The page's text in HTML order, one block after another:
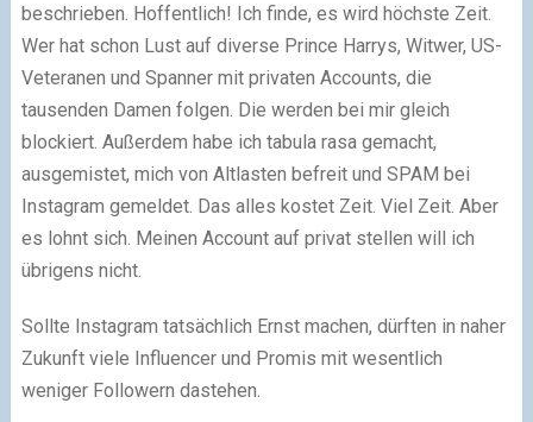
beschrieben. Hoffentlich! Ich finde, es wird höchste Zeit.
Wer hat schon Lust auf diverse Prince Harrys, Witwer, US-
Veteranen und Spanner mit privaten Accounts, die
tausenden Damen folgen. Die werden bei mir gleich
blockiert. Außerdem habe ich tabula rasa gemacht,
ausgemistet, mich von Altlasten befreit und SPAM bei
Instagram gemeldet. Das alles kostet Zeit. Viel Zeit. Aber
es lohnt sich. Meinen Account auf privat stellen will ich
übrigens nicht.
Sollte Instagram tatsächlich Ernst machen, dürften in naher
Zukunft viele Influencer und Promis mit wesentlich
weniger Followern dastehen.